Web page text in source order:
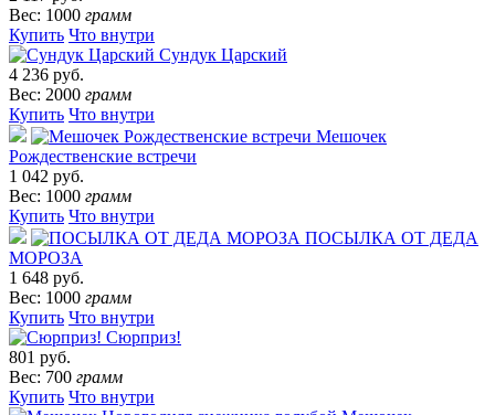
Вес: 1000 грамм
Купить Что внутри
Сундук Царский
4 236 руб.
Вес: 2000 грамм
Купить Что внутри
Мешочек
Рождественские встречи
1 042 руб.
Вес: 1000 грамм
Купить Что внутри
ПОСЫЛКА ОТ ДЕДА
МОРОЗА
1 648 руб.
Вес: 1000 грамм
Купить Что внутри
Сюрприз!
801 руб.
Вес: 700 грамм
Купить Что внутри